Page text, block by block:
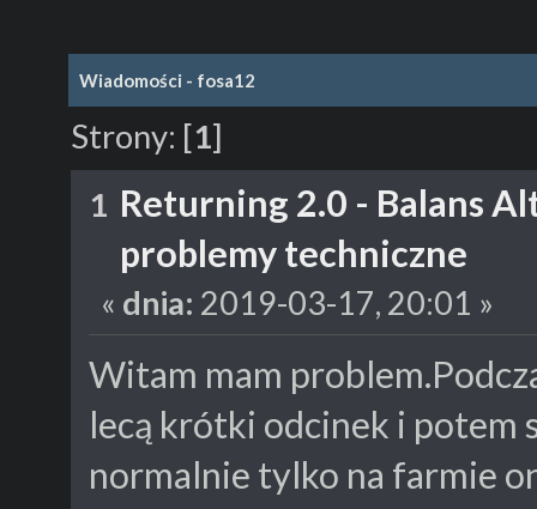
Wiadomości - fosa12
Strony: [1]
1 Returning 2.0 - Balans
problemy techniczne
« dnia: 2019-03-17, 20:01 »
Witam mam
lecą krótki odcinek i potem
normalnie tylko na farmie